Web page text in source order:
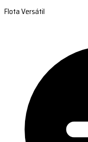
Flota Versátil